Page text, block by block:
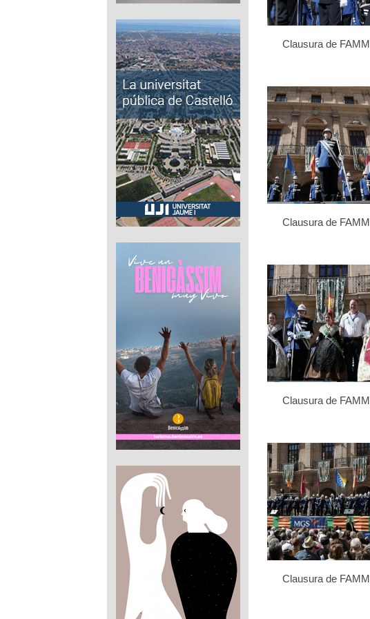
Clausura de FAMM
Clausura de FAMM
Clausura de FAMM
Clausura de FAMM